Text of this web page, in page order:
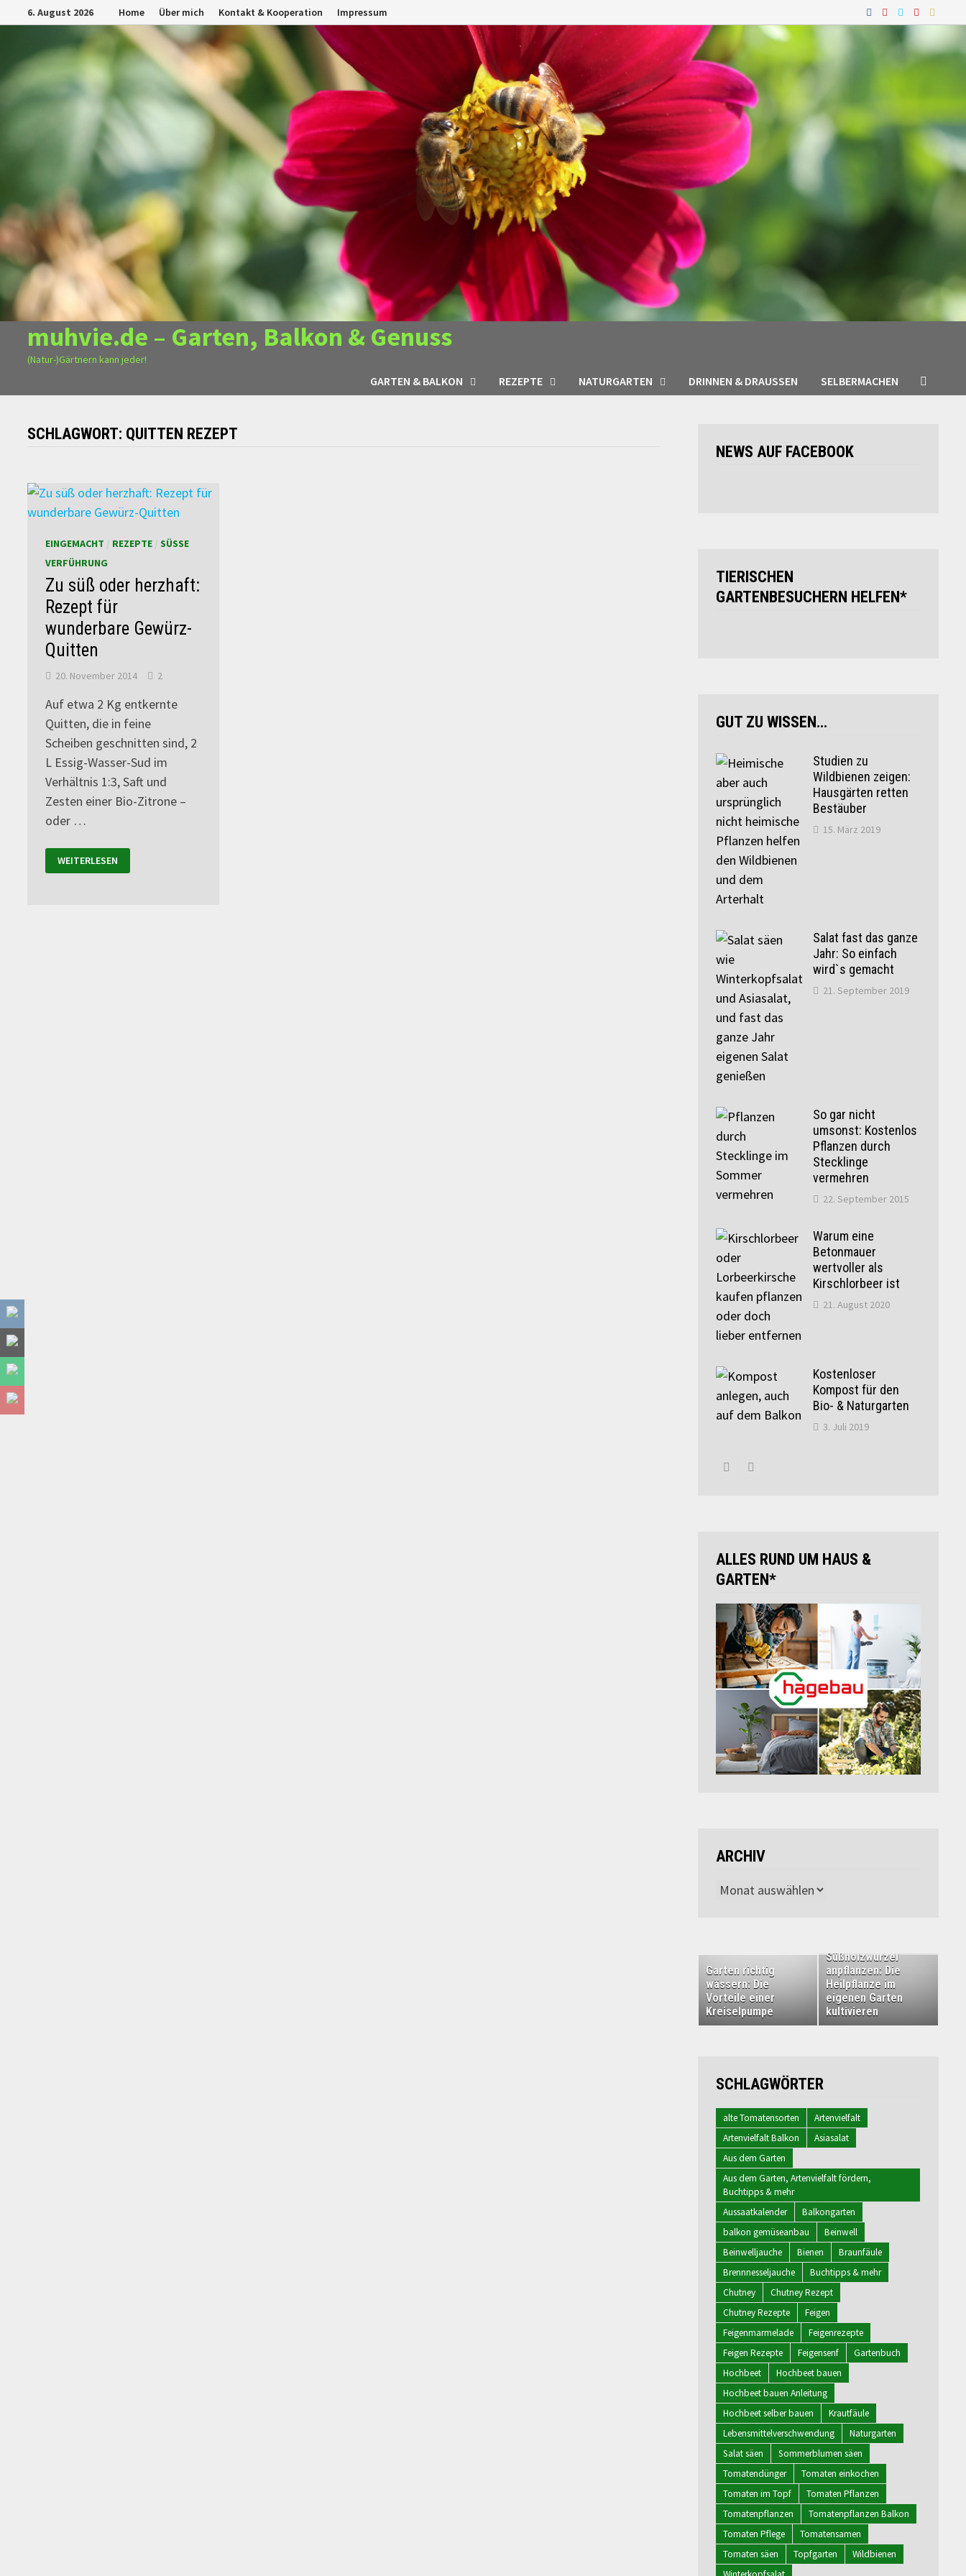
Zurück
zum
6. August 2026 Home Über mich Kontakt & Kooperation Impressum
muhvie.de – Garten, Balkon & Genuss
(Natur-)Gärtnern kann jeder!
GARTEN & BALKON REZEPTE NATURGARTEN DRINNEN & DRAUSSEN SELBERMACHEN
SCHLAGWORT: QUITTEN REZEPT
EINGEMACHT REZEPTE /SÜSSE V
ERFÜHRUNG
Zu süß oder herzhaft:
Rezept für
wunderbare Gewürz-
Quitten
20. November 2014 2
Auf etwa 2 Kg entkernte
Quitten, die in feine
Scheiben geschnitten sind, 2
L Essig-Wasser-Sud im
Verhältnis 1:3, Saft und
Zesten einer Bio-Zitrone –
oder …
WEITERLESEN
NEWS AUF FACEBOOK
TIERISCHEN
GARTENBESUCHERN HELFEN*
GUT ZU WISSEN…
Studien zu
Wildbienen zeigen:
Hausgärten retten
Bestäuber
15. März 2019
Salat fast das ganze
Jahr: So einfach
wird`s gemacht
21. September 2019
So gar nicht
umsonst: Kostenlos
Pflanzen durch
Stecklinge
vermehren
22. September 2015
Warum eine
Betonmauer
wertvoller als
Kirschlorbeer ist
21. August 2020
Kostenloser
Kompost für den
Bio- & Naturgarten
3. Juli 2019
ALLES RUND UM HAUS &
GARTEN*
ARCHIV
Archiv
Garten richtig
wässern: Die
Vorteile einer
Kreiselpumpe
Süßholzwurzel
anpflanzen: Die
Heilpflanze im
eigenen Garten
kultivieren
SCHLAGWÖRTER
alte Tomatensorten
Artenvielfalt
Artenvielfalt Balkon
Asiasalat
Aus dem Garten
Aus dem Garten, Artenvielfalt fördern,
Buchtipps & mehr
Aussaatkalender
Balkongarten
balkon gemüseanbau
Beinwell
Beinwelljauche
Bienen
Braunfäule
Brennnesseljauche
Buchtipps & mehr
Chutney
Chutney Rezept
Chutney Rezepte
Feigen
Feigenmarmelade
Feigenrezepte
Feigen Rezepte
Feigensenf
Gartenbuch
Hochbeet
Hochbeet bauen
Hochbeet bauen Anleitung
Hochbeet selber bauen
Krautfäule
Lebensmittelverschwendung
Naturgarten
Salat säen
Sommerblumen säen
Tomatendünger
Tomaten einkochen
Tomaten im Topf
Tomaten Pflanzen
Tomatenpflanzen
Tomatenpflanzen Balkon
Tomaten Pflege
Tomatensamen
Tomaten säen
Topfgarten
Wildbienen